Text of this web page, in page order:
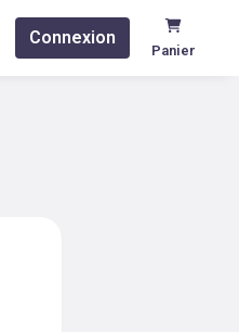
Connexion
Panier